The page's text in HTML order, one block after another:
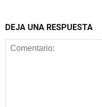
DEJA UNA RESPUESTA